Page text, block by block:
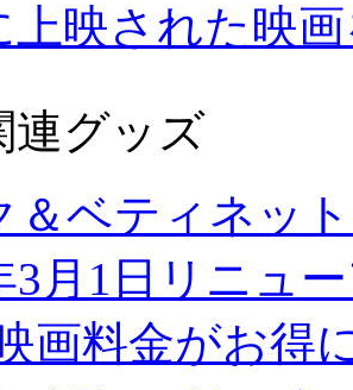
上映された映
連グッズ
＆ベティネッ
3月1日リニュ